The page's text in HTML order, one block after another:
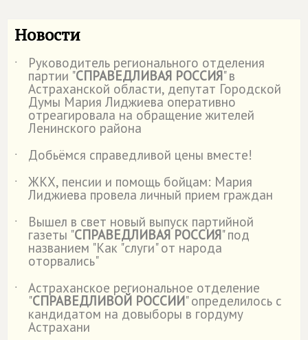
Новости
˙ Руководитель регионального отделения
партии "СПРАВЕДЛИВАЯ РОССИЯ" в
Астраханской области, депутат Городской
Думы Мария Лиджиева оперативно
отреагировала на обращение жителей
Ленинского района
˙
Добьёмся справедливой цены вместе!
˙
ЖКХ, пенсии и помощь бойцам: Мария
Лиджиева провела личный прием граждан
˙
Вышел в свет новый выпуск партийной
газеты "СПРАВЕДЛИВАЯ РОССИЯ" под
названием "Как "слуги" от народа
оторвались"
˙
Астраханское региональное отделение
"СПРАВЕДЛИВОЙ РОССИИ" определилось с
кандидатом на довыборы в гордуму
Астрахани